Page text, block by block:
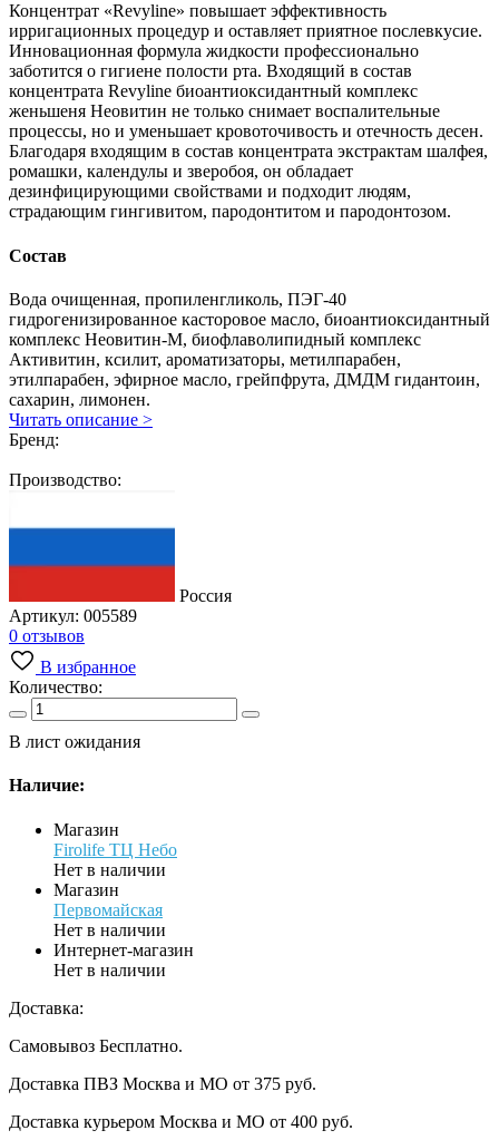
Концентрат «Revyline» повышает эффективность
ирригационных процедур и оставляет приятное послевкусие.
Инновационная формула жидкости профессионально
заботится о гигиене полости рта. Входящий в состав
концентрата Revyline биоантиоксидантный комплекс
женьшеня Неовитин не только снимает воспалительные
процессы, но и уменьшает кровоточивость и отечность десен.
Благодаря входящим в состав концентрата экстрактам шалфея,
ромашки, календулы и зверобоя, он обладает
дезинфицирующими свойствами и подходит людям,
страдающим гингивитом, пародонтитом и пародонтозом.
Состав
Вода очищенная, пропиленгликоль, ПЭГ-40
гидрогенизированное касторовое масло, биоантиоксидантный
комплекс Неовитин-М, биофлаволипидный комплекс
Активитин, ксилит, ароматизаторы, метилпарабен,
этилпарабен, эфирное масло, грейпфрута, ДМДМ гидантоин,
сахарин, лимонен.
Читать описание >
Бренд:
Производство:
Россия
Артикул: 005589
0 отзывов
В избранное
Количество:
В лист ожидания
Наличие:
Магазин
Firolife ТЦ Небо
Нет в наличии
Магазин
Первомайская
Нет в наличии
Интернет-магазин
Нет в наличии
Доставка:
Самовывоз Бесплатно.
Доставка ПВЗ Москва и МО от 375 руб.
Доставка курьером Москва и МО от 400 руб.